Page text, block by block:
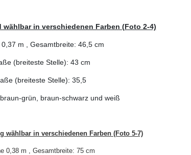
in verschiedenen Farben (Foto 2-4)
m , Gesamtbreite: 46,5 cm
(breiteste Stelle): 43 cm
(breiteste Stelle): 35,5
grün, braun-schwarz und weiß
wählbar in verschiedenen Farben (Foto 5-7)
0,38 m , Gesamtbreite: 75 cm